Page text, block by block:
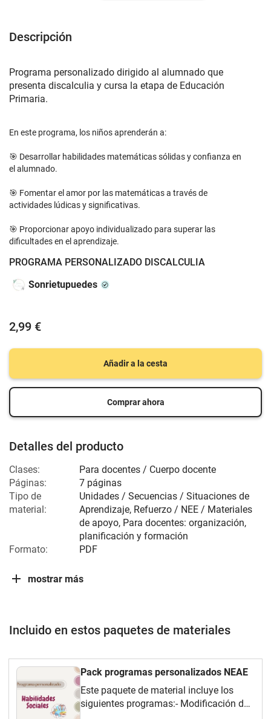
Descripción
Programa personalizado dirigido al alumnado que
presenta discalculia y cursa la etapa de Educación
Primaria.
En este programa, los niños aprenderán a:
🎯 Desarrollar habilidades matemáticas sólidas y confianza en
el alumnado.
🎯 Fomentar el amor por las matemáticas a través de
actividades lúdicas y significativas.
🎯 Proporcionar apoyo individualizado para superar las
dificultades en el aprendizaje.
PROGRAMA PERSONALIZADO DISCALCULIA
Sonrietupuedes
2,99 €
Añadir a la cesta
Comprar ahora
Detalles del producto
Clases:
Para docentes / Cuerpo docente
Páginas:
7 páginas
Tipo de
material:
Unidades / Secuencias / Situaciones de
Aprendizaje, Refuerzo / NEE / Materiales
de apoyo, Para docentes: organización,
planificación y formación
Formato:
PDF
mostrar más
Incluido en estos paquetes de materiales
Pack programas personalizados NEAE
Este paquete de material incluye los
siguientes programas:- Modificación de